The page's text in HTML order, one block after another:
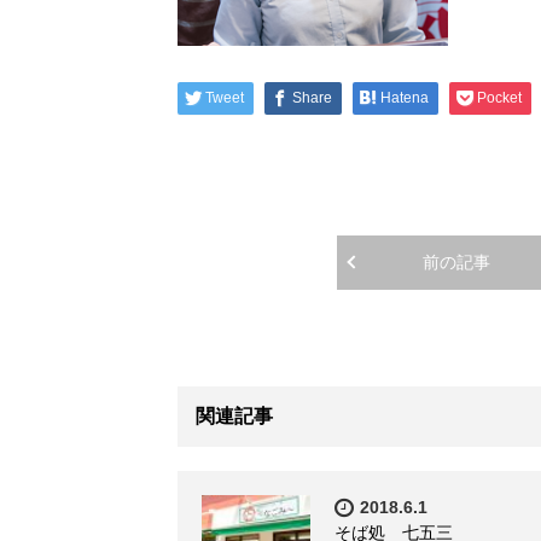
Tweet Share Hatena Pocket
前の記事
関連記事
2018.6.1
そば処 七五三